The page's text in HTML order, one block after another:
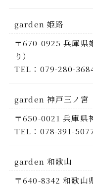
garden 姫路
〒670-0925 兵庫県
り）
TEL：079-280-
garden 神戸三ノ宮
〒650-0021 兵庫県
TEL：078-391-
garden 和歌山
〒640-8342 和歌山